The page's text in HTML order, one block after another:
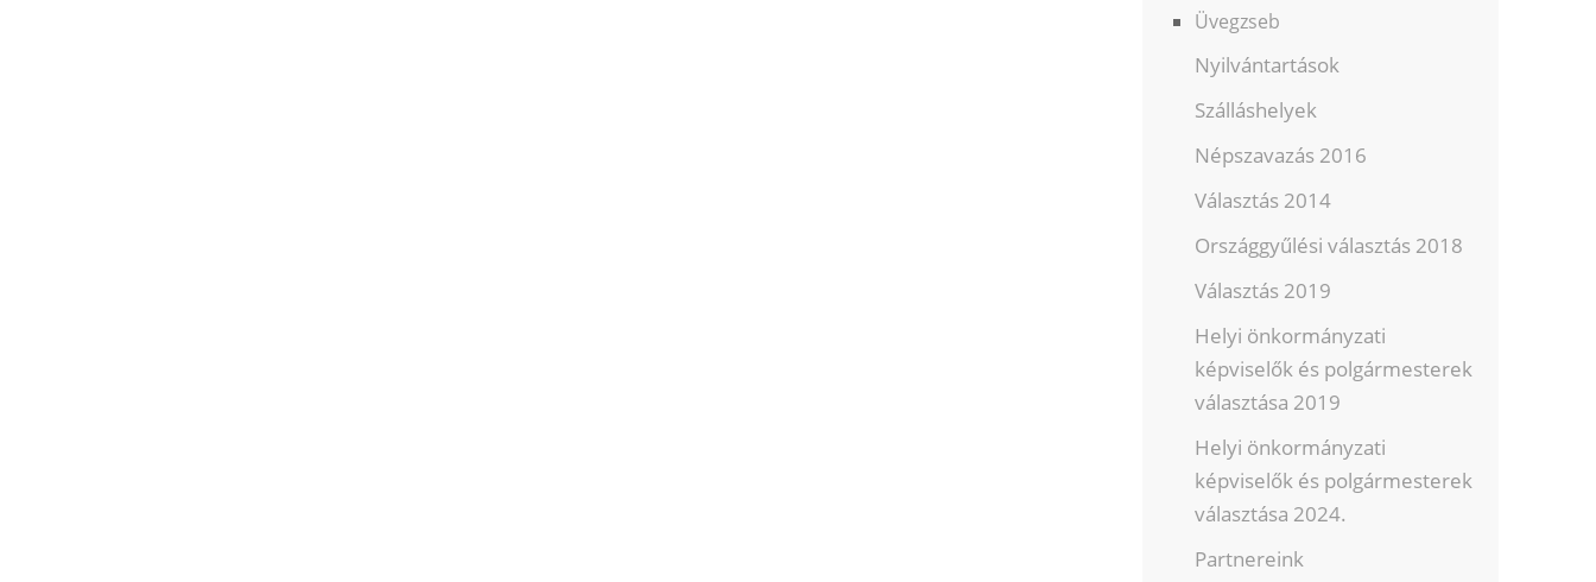
Üvegzseb
Nyilvántartások
Szálláshelyek
Népszavazás 2016
Választás 2014
Országgyűlési választás 2018
Választás 2019
Helyi önkormányzati
képviselők és polgármesterek
választása 2019
Helyi önkormányzati
képviselők és polgármesterek
választása 2024.
Partnereink